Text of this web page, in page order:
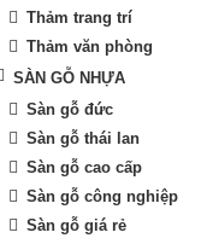
Thảm trang trí
Thảm văn phòng
SÀN GỖ NHỰA
Sàn gỗ đức
Sàn gỗ thái lan
Sàn gỗ cao cấp
Sàn gỗ công nghiệp
Sàn gỗ giá rẻ